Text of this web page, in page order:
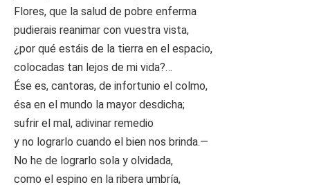
Flores, que la salud de pobre enferma
pudierais reanimar con vuestra vista,
¿por qué estáis de la tierra en el espacio,
colocadas tan lejos de mi vida?…
Ése es, cantoras, de infortunio el colmo,
ésa en el mundo la mayor desdicha;
sufrir el mal, adivinar remedio
y no lograrlo cuando el bien nos brinda.—
No he de lograrlo sola y olvidada,
como el espino en la ribera umbría,